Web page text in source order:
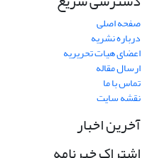
صفحه اصلی
درباره نشریه
اعضای هیات تحریریه
ارسال مقاله
تماس با ما
نقشه سایت
آخرین اخبار